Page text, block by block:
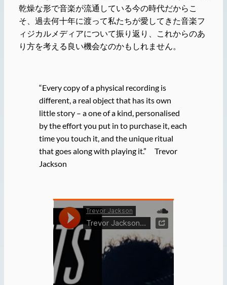
乾燥な形で音楽が流通している今の時代だからこ
そ、過去何十年に渡って私たちが愛してきた音楽フ
ィジカルメディアについて振り返り、これからのあ
り方を考える良い機会なのかもしれません。
“Every copy of a physical recording is
different, a real object that has its own
little story – a one of a kind, personalised
by the effort you put in to purchase it, each
time you touch it, and the unique ritual
that goes along with playing it.” Trevor
Jackson